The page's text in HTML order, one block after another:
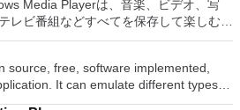
とができます。欠点は、高速ゲームに苦
たはクラッシュすることです。* PCSX2
ソールから抽出できるPlaystation 2
.pptx, .xlsx, etc.). Thousands of
WPS Cloud Storage included.
WPS Office 2016 Free comes with
including a useful a paragraph
Writer program. It has an Office to PDF
コンピューターに接続します。 Apple
）などのサードパーティ製のVNC互換
ているコンピューターに直接接続しま
Viewerにサインインして、すべてのデ
クアップおよび同期します。 仮想キー
適化 Ultra HD
H.265およびHDR10コンテンツをサポー
9モニターで2.35：1の映画を見る常時
ライブを見る YouTubeおよび
360ビデオを再生 VRエクスペリエンス
Realityヘッドセット、HTC、VIVE、
添付ファイルとして送信することもでき
ログラムによって異なります）。 この
Officeプログラムで動作します。
Excel 2007。
Office OneNote
Media Playerは、音楽、ビデオ、写
レビ番組などすべてを保存して楽しむ最
ます。 再生、表示、外出先で楽しむた
スとの同期、さらには家中のデバイス
ます。 シンプルなデザイン -
デジタル エンターテイメントを楽しめ
より多く - デジタル音楽体験がさらに
source, free, software implemented,
It can emulate different types of
DEC VT100 to DEC VT382, and it